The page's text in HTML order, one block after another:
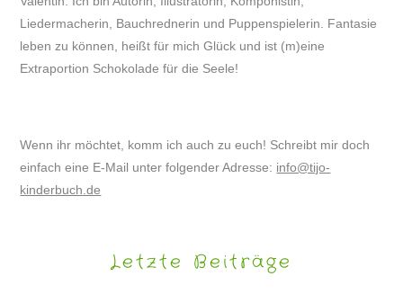
Liedermacherin, Bauchrednerin und Puppenspielerin. Fantasie
leben zu können, heißt für mich Glück und ist (m)eine
Extraportion Schokolade für die Seele!
Wenn ihr möchtet, komm ich auch zu euch! Schreibt mir doch
einfach eine E-Mail unter folgender Adresse: info@tijo-
kinderbuch.de
Letzte Beiträge